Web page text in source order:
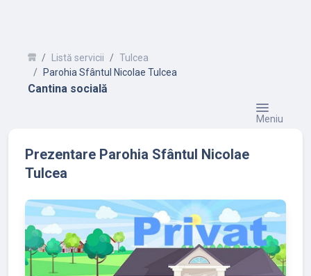
Listă servicii
Tulcea
Parohia Sfântul Nicolae Tulcea
Cantina socială
Meniu
Prezentare Parohia Sfântul Nicolae
Tulcea